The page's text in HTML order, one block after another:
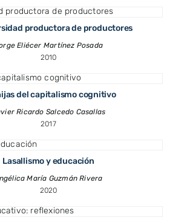
productora de productores
Eliécer Martínez Posada
2010
del capitalismo cognitivo
Ricardo Salcedo Casallas
2017
Lasallismo y educación
María Guzmán Rivera
2020